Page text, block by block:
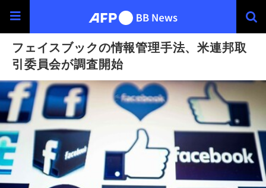
フェイスブックの情報管理手法、米連邦取
引委員会が調査開始